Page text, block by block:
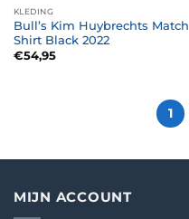
KLEDING
Bull’s Kim Huybrechts Match
Shirt Black 2022
€54,95
1
MIJN ACCOUNT